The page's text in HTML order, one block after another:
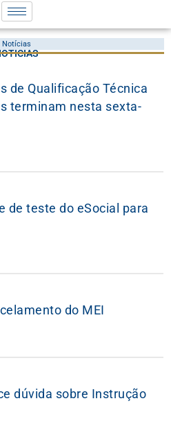
Notícias
de Qualificação Técnica
terminam nesta sexta-
de teste do eSocial para
do MEI
dúvida sobre Instrução